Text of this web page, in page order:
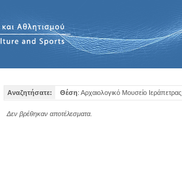
Αναζητήσατε: Θέση: Αρχαιολογικό Μουσείο Ιεράπετρας
Δεν βρέθηκαν αποτέλεσματα.